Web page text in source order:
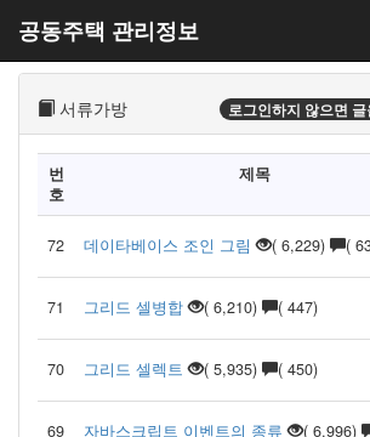
공동주택 관리정보
서류가방 로그인하지 않으면
번
호
제목
72 데이타베이스 조인 그림 ( 6,229) (
71 그리드 셀병합 ( 6,210) ( 447)
70 그리드 셀렉트 ( 5,935) ( 450)
69 자바스크립트 이벤트의 종류 ( 6,996)